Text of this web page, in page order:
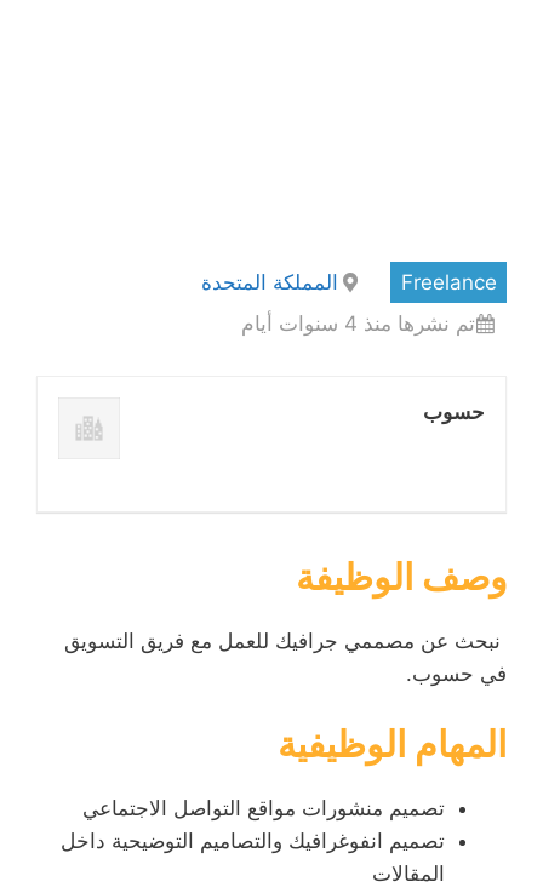
Freelance
المملكة المتحدة
تم نشرها منذ 4 سنوات أيام
حسوب
وصف الوظيفة
نبحث عن مصممي جرافيك للعمل مع فريق التسويق
في حسوب.
المهام الوظيفية
تصميم منشورات مواقع التواصل الاجتماعي
تصميم انفوغرافيك والتصاميم التوضيحية داخل
المقالات